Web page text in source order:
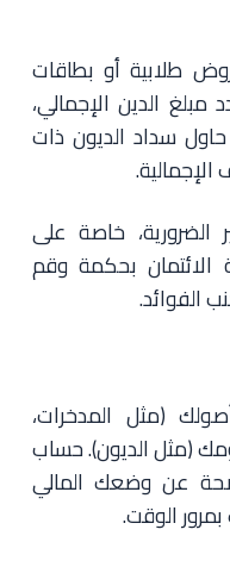
طلابية أو بطاقات
مبلغ الدين الإجمالي،
سداد الديون ذات
الإجمالية.
الضرورية، خاصة على
الائتمان بحكمة وقم
الفوائد.
(مثل المدخرات،
(مثل الديون). حساب
عن وضعك المالي
الوقت.